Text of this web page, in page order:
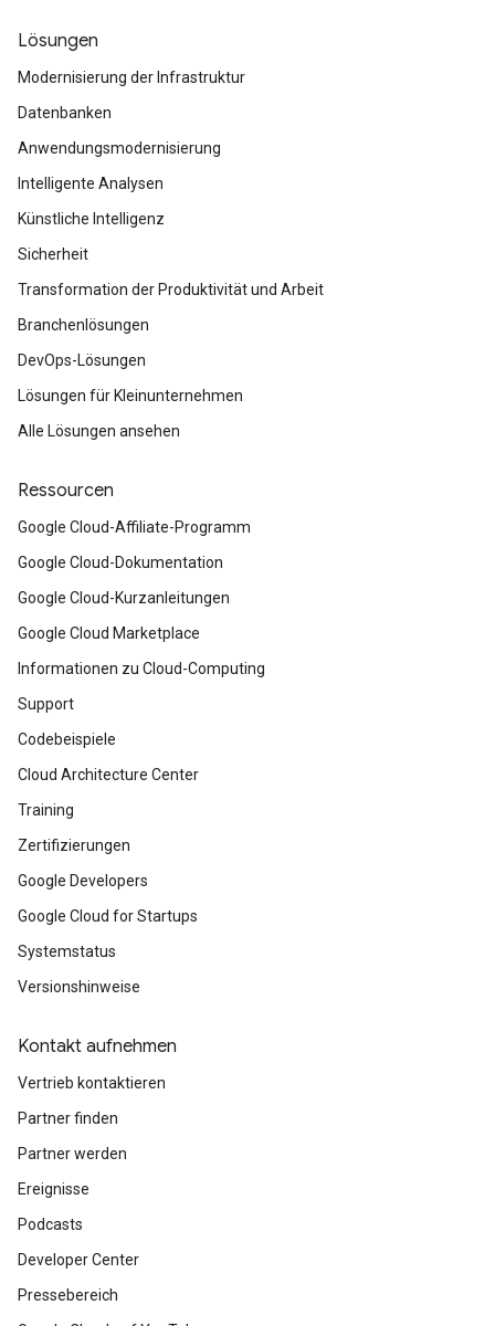
Lösungen
Modernisierung der Infrastruktur
Datenbanken
Anwendungsmodernisierung
Intelligente Analysen
Künstliche Intelligenz
Sicherheit
Transformation der Produktivität und Arbeit
Branchenlösungen
DevOps-Lösungen
Lösungen für Kleinunternehmen
Alle Lösungen ansehen
Ressourcen
Google Cloud-Affiliate-Programm
Google Cloud-Dokumentation
Google Cloud-Kurzanleitungen
Google Cloud Marketplace
Informationen zu Cloud-Computing
Support
Codebeispiele
Cloud Architecture Center
Training
Zertifizierungen
Google Developers
Google Cloud for Startups
Systemstatus
Versionshinweise
Kontakt aufnehmen
Vertrieb kontaktieren
Partner finden
Partner werden
Ereignisse
Podcasts
Developer Center
Pressebereich